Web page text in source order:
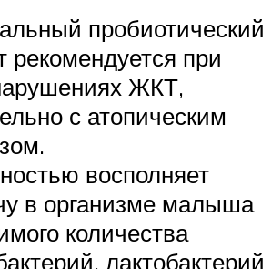
пробиотический
рекомендуется при
ЖКТ,
с атопическим
восполняет
в организме малыша
количества
лактобактерий